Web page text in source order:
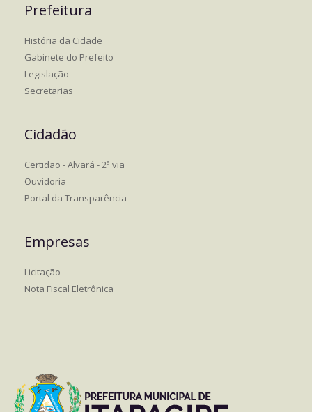
Prefeitura
História da Cidade
Gabinete do Prefeito
Legislação
Secretarias
Cidadão
Certidão - Alvará - 2ª via
Ouvidoria
Portal da Transparência
Empresas
Licitação
Nota Fiscal Eletrônica